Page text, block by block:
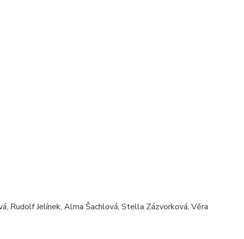
Rudolf Jelínek, Alma Šachlová, Stella Zázvorková, Věra